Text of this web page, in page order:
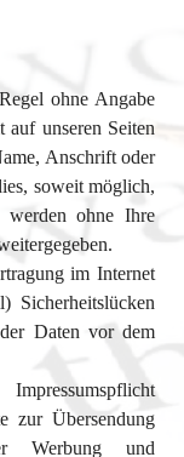
ohne Angabe
auf unseren Seiten
Anschrift oder
soweit möglich,
ohne Ihre
im Internet
Sicherheitslücken
Daten vor dem
zur Übersendung
Werbung und